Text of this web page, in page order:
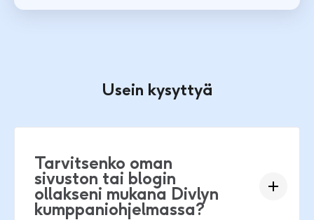
Usein kysyttyä
Tarvitsenko oman
sivuston tai blogin
ollakseni mukana Divlyn
kumppaniohjelmassa?